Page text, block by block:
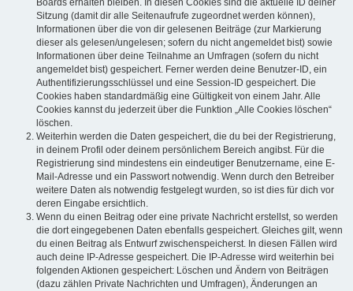
Boards erhalten bleiben. In diesen Cookies sind die aktuelle ID deiner
Sitzung (damit dir alle Seitenaufrufe zugeordnet werden können),
Informationen über die von dir gelesenen Beiträge (zur Markierung
dieser als gelesen/ungelesen; sofern du nicht angemeldet bist) sowie
Informationen über deine Teilnahme an Umfragen (sofern du nicht
angemeldet bist) gespeichert. Ferner werden deine Benutzer-ID, ein
Authentifizierungsschlüssel und eine Session-ID gespeichert. Die
Cookies haben standardmäßig eine Gültigkeit von einem Jahr. Alle
Cookies kannst du jederzeit über die Funktion „Alle Cookies löschen“
löschen.
Weiterhin werden die Daten gespeichert, die du bei der Registrierung,
in deinem Profil oder deinem persönlichem Bereich angibst. Für die
Registrierung sind mindestens ein eindeutiger Benutzername, eine E-
Mail-Adresse und ein Passwort notwendig. Wenn durch den Betreiber
weitere Daten als notwendig festgelegt wurden, so ist dies für dich vor
deren Eingabe ersichtlich.
Wenn du einen Beitrag oder eine private Nachricht erstellst, so werden
die dort eingegebenen Daten ebenfalls gespeichert. Gleiches gilt, wenn
du einen Beitrag als Entwurf zwischenspeicherst. In diesen Fällen wird
auch deine IP-Adresse gespeichert. Die IP-Adresse wird weiterhin bei
folgenden Aktionen gespeichert: Löschen und Ändern von Beiträgen
(dazu zählen Private Nachrichten und Umfragen), Änderungen an